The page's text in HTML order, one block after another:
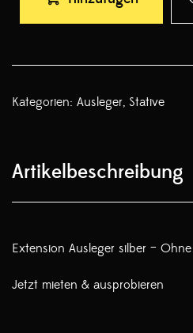
Kategorien: Ausleger, Stative
Artikelbeschreibung
Extension Ausleger silber –
Jetzt mieten & ausprobieren